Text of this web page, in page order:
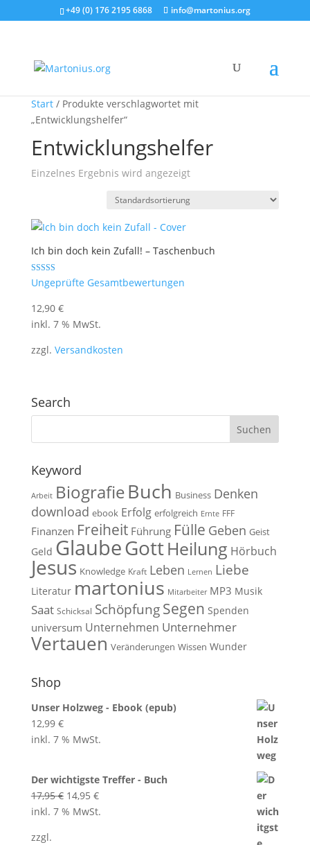
+49 (0) 176 2195 6868 info@martonius.org
Start/ Produkte verschlagwortet mit
„Entwicklungshelfer“
Entwicklungshelfer
Einzelnes Ergebnis wird angezeigt
Ich bin doch kein Zufall! – Taschenbuch
Bewertet mit
5.00
Ungeprüfte Gesamtbewertungen
12,90 €
inkl. 7 % MwSt.
zzgl. Versandkosten
Search
Keyword
Arbeit BiografieBuch Business Denken
download ebook Erfolg erfolgreich Ernte FFF
Finanzen Freiheit Führung Fülle Geben Geist
Geld GlaubeGottHeilung Hörbuch
Jesus Knowledge Kraft Leben Lernen Liebe
Literatur martonius Mitarbeiter MP3 Musik
Saat Schicksal Schöpfung Segen Spenden
universum Unternehmen Unternehmer
Vertauen Veränderungen Wissen Wunder
Shop
Unser Holzweg - Ebook (epub)
12,99 €
inkl. 7 % MwSt.
Der wichtigste Treffer - Buch
17,95€ Ursprünglicher
Preis
14,95 €Aktueller
Preis
inkl. 7 % MwSt.
zzgl.